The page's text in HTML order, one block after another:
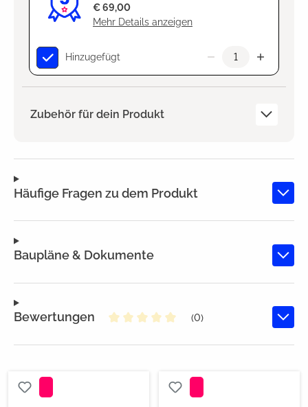
Mehr Details anzeigen
€ 69,00
Hinzugefügt
Zubehör für dein Produkt
Häufige Fragen zu dem Produkt
Baupläne & Dokumente
Bewertungen
(0)